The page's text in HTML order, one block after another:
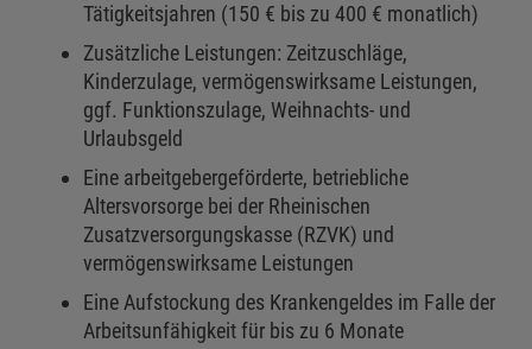
Tätigkeitsjahren (150 € bis zu 400 € monatlich)
Zusätzliche Leistungen: Zeitzuschläge,
Kinderzulage, vermögenswirksame Leistungen,
ggf. Funktionszulage, Weihnachts- und
Urlaubsgeld
Eine arbeitgebergeförderte, betriebliche
Altersvorsorge bei der Rheinischen
Zusatzversorgungskasse (RZVK) und
vermögenswirksame Leistungen
Eine Aufstockung des Krankengeldes im Falle der
Arbeitsunfähigkeit für bis zu 6 Monate